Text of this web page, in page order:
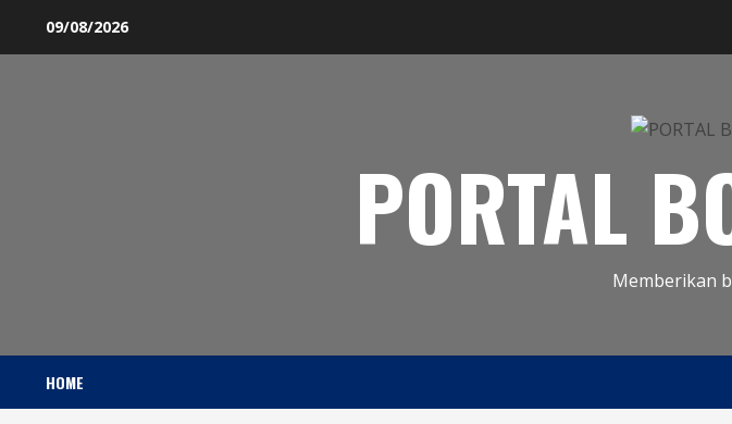
09/08/2026
PORTAL
Memberikan
HOME